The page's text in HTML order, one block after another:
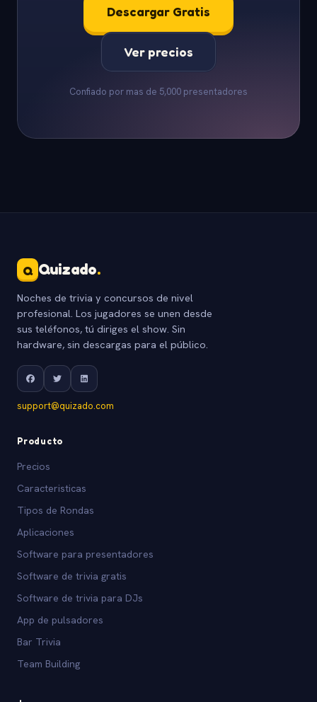
Descargar Gratis
Ver precios
Confiado por mas de 5,000 presentadores
Q Quizado.
Noches de trivia y concursos de nivel
profesional. Los jugadores se unen desde
sus teléfonos, tú diriges el show. Sin
hardware, sin descargas para el público.
support@quizado.com
Producto
Precios
Caracteristicas
Tipos de Rondas
Aplicaciones
Software para presentadores
Software de trivia gratis
Software de trivia para DJs
App de pulsadores
Bar Trivia
Team Building